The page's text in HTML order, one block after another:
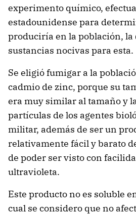
experimento químico,
estadounidense para
produciría en la población,
sustancias nocivas para esta.
Se eligió fumigar a la
cadmio de zinc, porque su
era muy similar al tamaño y
partículas de los agentes
militar, además de ser un
relativamente fácil y barato
de poder ser visto con
ultravioleta.
Este producto no es soluble
cual se considero que no